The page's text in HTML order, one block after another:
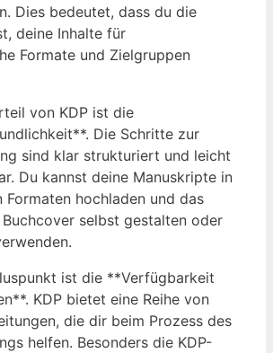
Dies bedeutet, dass du die
deine Inhalte für
Formate und Zielgruppen
von KDP ist die
Die Schritte zur
sind klar strukturiert und leicht
Du kannst deine Manuskripte in
Formaten hochladen und das
selbst gestalten oder
ist die **Verfügbarkeit
KDP bietet eine Reihe von
die dir beim Prozess des
helfen. Besonders die KDP-